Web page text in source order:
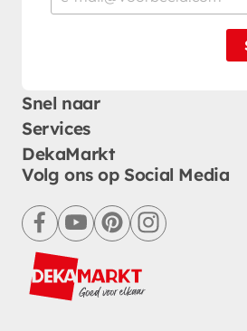
Snel naar
Services
DekaMarkt
Volg ons op Social Media
facebookyoutubepinterestinstagram